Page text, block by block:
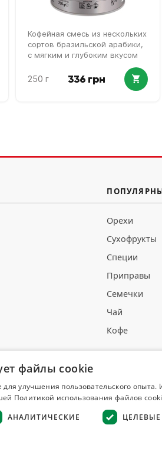
Кофейная смесь из нескольких
сортов бразильской арабики,
с мягким и глубоким вкусом
250 г 336 грн
Орехи
Сухофрукты
Специи
Приправы
Семечки
Чай
Кофе
файлы cookie
улучшения пользовательского
Политикой использования файлов
АНАЛИТИЧЕСКИЕ ЦЕЛЕВЫЕ